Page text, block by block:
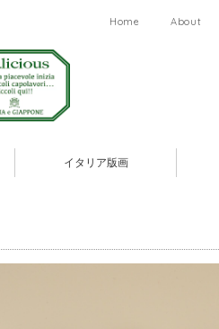
Home About
イタリア版画